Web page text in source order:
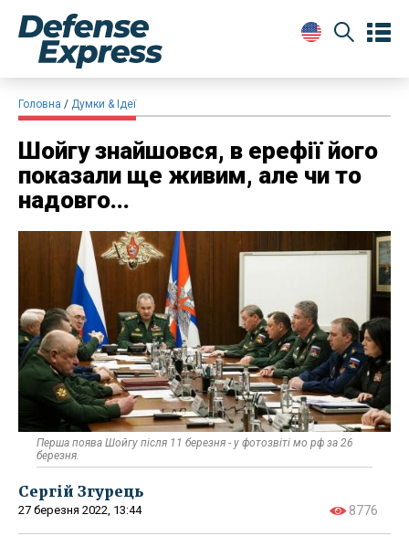
Головна Думки & Ідеї
Шойгу знайшовся, в ерефії його
показали ще живим, але чи то
надовго...
Перша поява Шойгу після 11 березня - у фотозвіті мо рф за 26
березня.
Сергій Згурець
27 березня 2022, 13:44 8776